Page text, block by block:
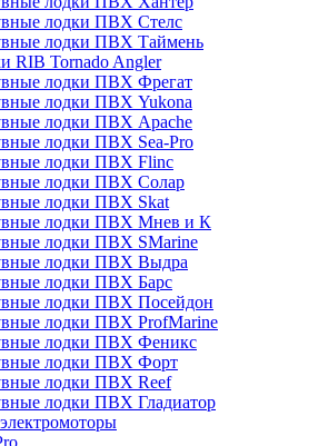
лодки ПВХ Стелс
лодки ПВХ Таймень
RIB Tornado Angler
лодки ПВХ Фрегат
лодки ПВХ Yukona
лодки ПВХ Apache
лодки ПВХ Sea-Pro
лодки ПВХ Flinc
лодки ПВХ Солар
лодки ПВХ Skat
лодки ПВХ Мнев и К
лодки ПВХ SMarine
лодки ПВХ Выдра
лодки ПВХ Барс
лодки ПВХ Посейдон
лодки ПВХ ProfMarine
лодки ПВХ Феникс
лодки ПВХ Форт
лодки ПВХ Reef
лодки ПВХ Гладиатор